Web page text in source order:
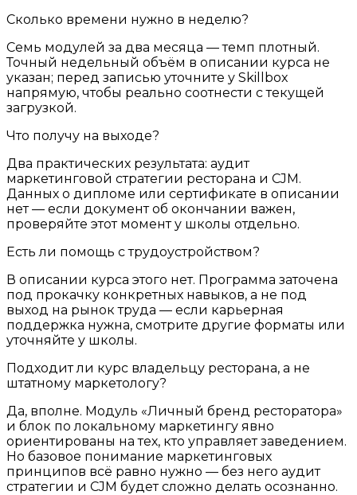
Сколько времени нужно в неделю?
Семь модулей за два месяца — темп плотный.
Точный недельный объём в описании курса не
указан; перед записью уточните у Skillbox
напрямую, чтобы реально соотнести с текущей
загрузкой.
Что получу на выходе?
Два практических результата: аудит
маркетинговой стратегии ресторана и CJM.
Данных о дипломе или сертификате в описании
нет — если документ об окончании важен,
проверяйте этот момент у школы отдельно.
Есть ли помощь с трудоустройством?
В описании курса этого нет. Программа заточена
под прокачку конкретных навыков, а не под
выход на рынок труда — если карьерная
поддержка нужна, смотрите другие форматы или
уточняйте у школы.
Подходит ли курс владельцу ресторана, а не
штатному маркетологу?
Да, вполне. Модуль «Личный бренд ресторатора»
и блок по локальному маркетингу явно
ориентированы на тех, кто управляет заведением.
Но базовое понимание маркетинговых
принципов всё равно нужно — без него аудит
стратегии и CJM будет сложно делать осознанно.